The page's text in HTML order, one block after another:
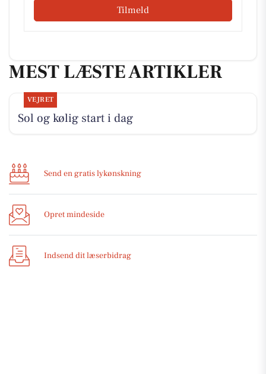
Tilmeld
MEST LÆSTE ARTIKLER
VEJRET
Sol og kølig start i dag
Send en gratis lykønskning
Opret mindeside
Indsend dit læserbidrag